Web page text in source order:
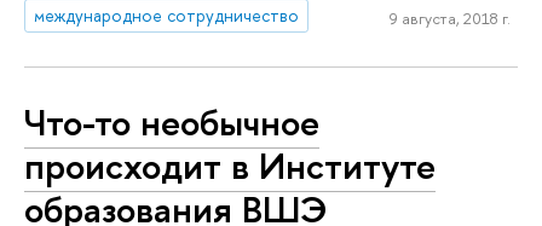
международное сотрудничество
9 августа, 2018 г.
Что-то необычное
происходит в Институте
образования ВШЭ